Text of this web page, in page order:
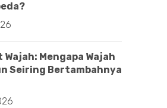
Mengapa Wajah
Seiring Bertambahnya